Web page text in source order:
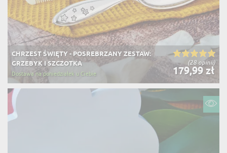
(28 opinii)
CHRZEST ŚWIĘTY - POSREBRZANY ZESTAW:
GRZEBYK I SZCZOTKA
179,99 zł
Dostawa na poniedziałek u Ciebie